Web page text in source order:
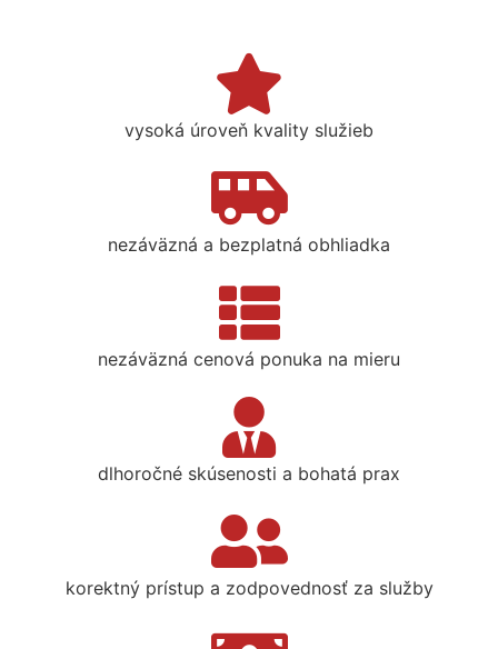
vysoká úroveň kvality služieb
nezáväzná a bezplatná obhliadka
nezáväzná cenová ponuka na mieru
dlhoročné skúsenosti a bohatá prax
korektný prístup a zodpovednosť za služby